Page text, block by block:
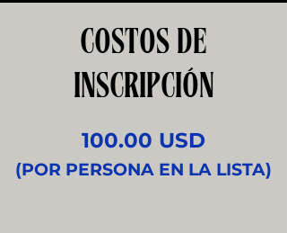
COSTOS DE
INSCRIPCIÓN
100.00 USD
(POR PERSONA EN LA LISTA)